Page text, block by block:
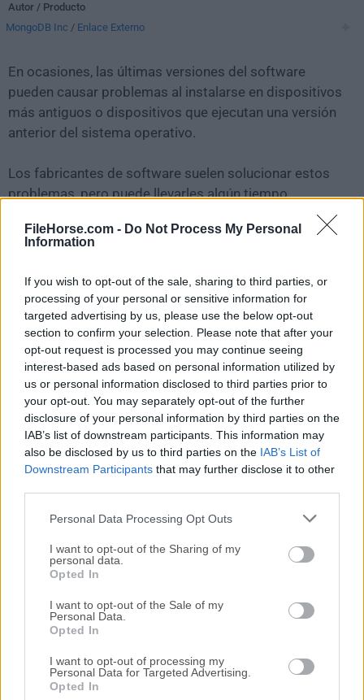
FileHorse.com - Do Not Process My Personal
Information
If you wish to opt-out of the sale, sharing to third parties, or
processing of your personal or sensitive information for
targeted advertising by us, please use the below opt-out
section to confirm your selection. Please note that after your
opt-out request is processed you may continue seeing
interest-based ads based on personal information utilized by
us or personal information disclosed to third parties prior to
your opt-out. You may separately opt-out of the further
disclosure of your personal information by third parties on the
IAB’s list of downstream participants. This information may
also be disclosed by us to third parties on the IAB’s List of
Downstream Participants that may further disclose it to other
Personal Data Processing Opt Outs
I want to opt-out of the Sharing of my
personal data.
Opted In
I want to opt-out of the Sale of my
Personal Data.
Opted In
I want to opt-out of processing my
Personal Data for Targeted Advertising.
Opted In
Autor / Producto
MongoDB Inc / Enlace Externo
En ocasiones, las últimas versiones del software
pueden causar problemas al instalarse en dispositivos
más antiguos o dispositivos que ejecutan una versión
anterior del sistema operativo.
Los fabricantes de software suelen solucionar estos
problemas, pero puede llevarles algún tiempo.
versión anterior deMongoDB Compass 1.19.1.
Para aquellos interesados en descargar la versión más
reciente de MongoDB Compasso leer nuestra reseña,
simplemente hazclic aquí.
Todas las versiones antiguas distribuidas en nuestro
sitio web son completamente libres de virus y están
disponibles para su descarga sin costo alguno.
Nos encantaría saber de ti
Si tienes alguna pregunta o idea que desees compartir
con nosotros, dirígete a nuestrapágina de contactoy
háznoslo saber. ¡Valoramos tu opinión!